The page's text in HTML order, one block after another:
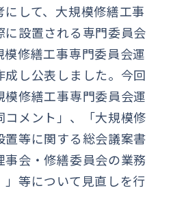
して、大規模修繕工事
に設置される専門委員会
修繕工事専門委員会運
し公表しました。今回
修繕工事専門委員会運
コメント」、「大規模修
等に関する総会議案書
事会・修繕委員会の業務
等について見直しを行